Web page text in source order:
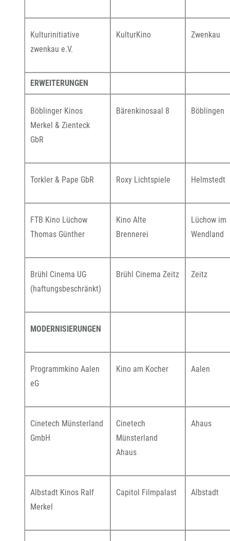
Kulturinitiative
zwenkau e.V.
KulturKino Zwenkau
ERWEITERUNGEN
Böblinger Kinos
Merkel & Zienteck
GbR
Bärenkinosaal 8 Böblingen
Torkler & Pape GbR Roxy Lichtspiele Helmstedt
FTB Kino Lüchow
Thomas Günther
Kino Alte
Brennerei
Lüchow im
Wendland
Brühl Cinema UG
(haftungsbeschränkt)
Brühl Cinema Zeitz Zeitz
MODERNISIERUNGEN
Programmkino Aalen
eG
Kino am Kocher Aalen
Cinetech Münsterland
GmbH
Cinetech
Münsterland
Ahaus
Ahaus
Albstadt Kinos Ralf
Merkel
Capitol Filmpalast Albstadt